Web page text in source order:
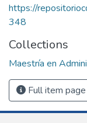
https://
348
Collections
Maestría en
Full item page